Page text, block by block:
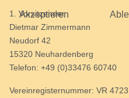
1. Vorsitzender
Dietmar Zimmermann
Neudorf 42
15320 Neuhardenberg
Telefon: +49 (0)33476 60740
Vereinregisternummer: VR
Akzeptieren